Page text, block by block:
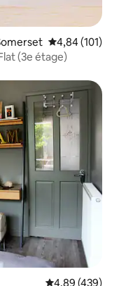
Évaluation
4,84 (101)
(3e étage)
Évaluation
4,89 (439)